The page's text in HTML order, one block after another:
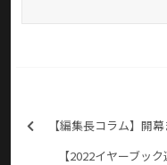
【編集長コラム】開
【2022イヤーブッ